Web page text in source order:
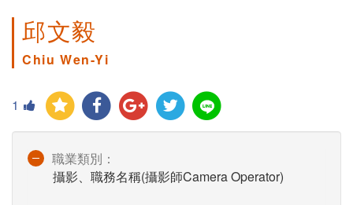
邱文毅
Chiu Wen-Yi
1
職業類別：
攝影、職務名稱(攝影師Camera Operator)